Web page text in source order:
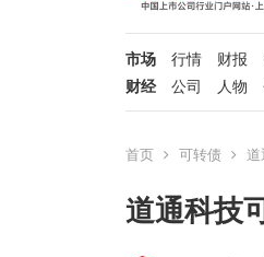
市场 行情 财报
财经
公司 人物
首页 可转债
道通科技